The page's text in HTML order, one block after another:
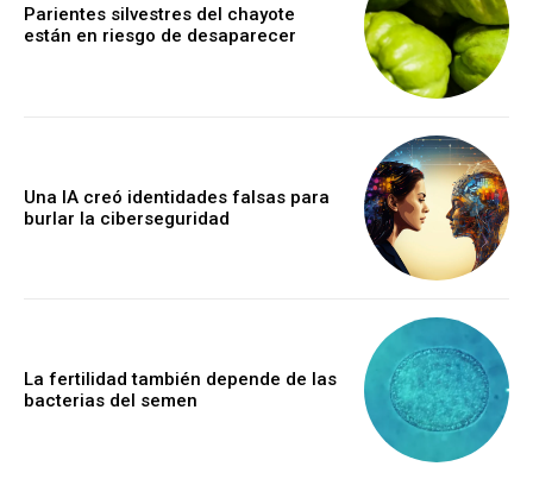
Parientes silvestres del chayote
están en riesgo de desaparecer
Una IA creó identidades falsas para
burlar la ciberseguridad
La fertilidad también depende de las
bacterias del semen